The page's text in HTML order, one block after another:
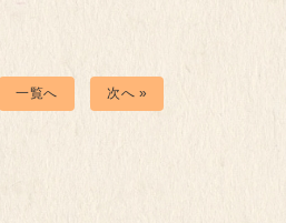
一覧へ 次へ »